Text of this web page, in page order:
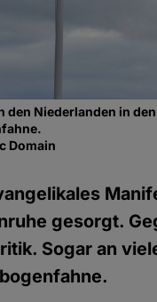
den Niederlanden in
Domain
gesorgt.
Sogar an